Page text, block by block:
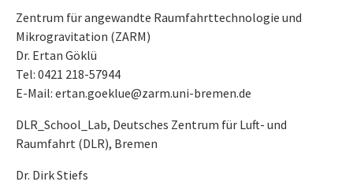
Zentrum für angewandte Raumfahrttechnologie und
Mikrogravitation (ZARM)
Dr. Ertan Göklü
Tel: 0421 218-57944
E-Mail: ertan.goeklue@zarm.uni-bremen.de
DLR_School_Lab, Deutsches Zentrum für Luft- und
Raumfahrt (DLR), Bremen
Dr. Dirk Stiefs